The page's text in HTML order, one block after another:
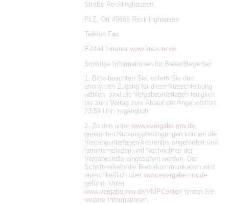
Straße Recklinghausen
PLZ, Ort 45665 Recklinghausen
Telefon Fax
E-Mail Internet www.kreis-re.de
Sonstige Informationen für Bieter/Bewerber
1. Bitte beachten Sie, sofern Sie den
anonymen Zugang für diese Ausschreibung
wählen, sind die Vergabeunterlagen lediglich
bis zum Vortag zum Ablauf der Angebotsfrist,
23:59 Uhr, zugänglich.
2. Zu den unter www.evergabe.nrw.de
genannten Nutzungsbedingungen können die
Vergabeunterlagen kostenlos angefordert und
heruntergeladen und Nachrichten der
Vergabestelle eingesehen werden. Der
Schriftverkehr/die Bieterkommunikation wird
ausschließlich über www.evergabe.nrw.de
geführt. Unter
www.vergabe.nrw.de/VMPCenter/ finden Sie
weitere Informationen.